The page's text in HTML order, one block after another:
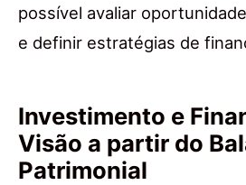
possível avaliar
e definir estratégias de
Investimento e
Visão a partir do
Patrimonial